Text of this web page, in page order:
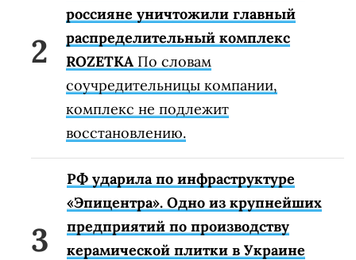
россияне уничтожили главный
распределительный комплекс
ROZETKA По словам
соучредительницы компании,
комплекс не подлежит
восстановлению.
РФ ударила по инфраструктуре
«Эпицентра». Одно из крупнейших
предприятий по производству
керамической плитки в Украине